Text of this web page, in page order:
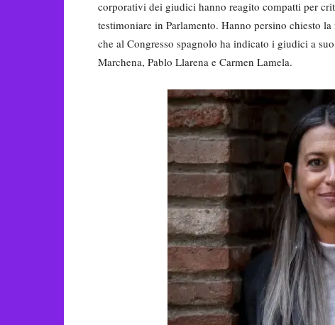
corporativi dei giudici hanno reagito compatti per
testimoniare in Parlamento. Hanno persino chiesto
che al Congresso spagnolo ha indicato i giudici a
Marchena, Pablo Llarena e Carmen Lamela.